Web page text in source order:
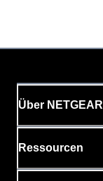
Über NETGEAR
Ressourcen